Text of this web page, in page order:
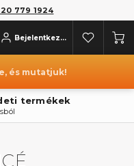
779 1924
Bejelentkezés
és mutatjuk!
termékek